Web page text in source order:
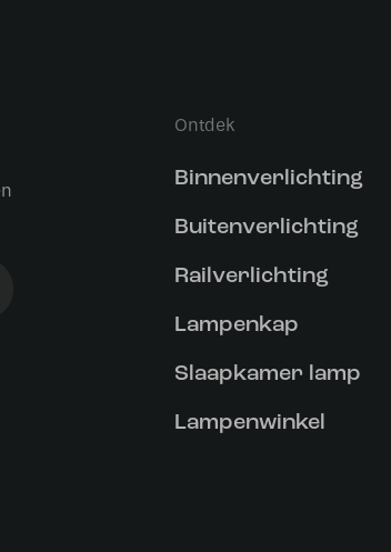
Ontdek
Binnenverlichting
Buitenverlichting
Railverlichting
Lampenkap
Slaapkamer lamp
Lampenwinkel